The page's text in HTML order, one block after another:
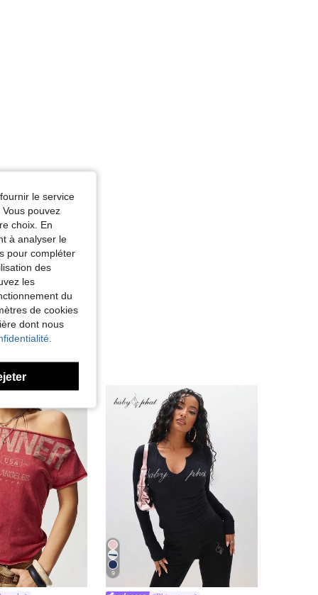
corps: Triangle, Couleur: Noir et Blanc, Taille: L
9
le service
pouvez
choix. En
à analyser le
pour compléter
des
les
du
de cookies
dont nous